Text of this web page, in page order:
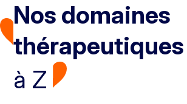
Nos domaines
thérapeutiques
à Z